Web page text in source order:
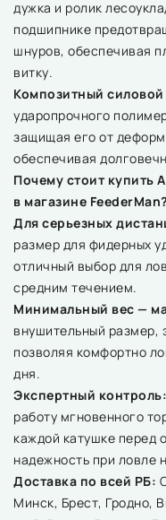
дужка и ролик
подшипнике
шнуров, обеспечивая
витку.
Композитный
ударопрочного
защищая его от
обеспечивая
Почему стоит купить
в магазине FeederMan?
Для серьезных
размер для фидерных
отличный выбор для
средним течением.
Минимальный вес —
внушительный размер,
позволяя комфортно
дня.
Экспертный контроль:
работу мгновенного
каждой катушке перед
надежность при ловле
Доставка по всей РБ:
Минск, Брест, Гродно,